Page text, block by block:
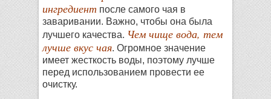
ингредиент после самого чая в
заваривании. Важно, чтобы она была
лучшего качества. Чем чище вода, тем
лучше вкус чая. Огромное значение
имеет жесткость воды, поэтому лучше
перед использованием провести ее
очистку.